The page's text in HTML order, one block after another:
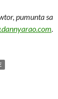
pumunta sa
.